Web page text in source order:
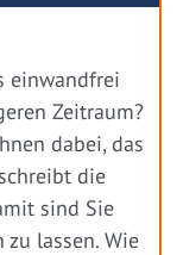
einwandfrei
Zeitraum?
dabei, das
die
sind Sie
lassen. Wie